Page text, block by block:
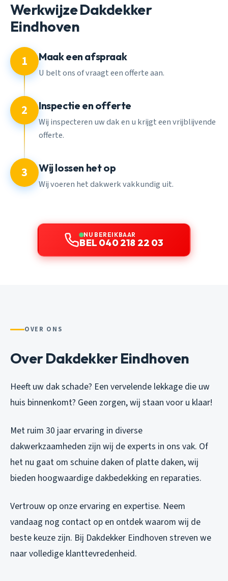
Werkwijze Dakdekker
Eindhoven
1 Maak een afspraak
U belt ons of vraagt een offerte aan.
2 Inspectie en offerte
Wij inspecteren uw dak en u krijgt een vrijblijvende
offerte.
3 Wij lossen het op
Wij voeren het dakwerk vakkundig uit.
NU BEREIKBAAR
BEL 040 218 22 03
OVER ONS
Over Dakdekker Eindhoven
Heeft uw dak schade? Een vervelende lekkage die uw
huis binnenkomt? Geen zorgen, wij staan voor u klaar!
Met ruim 30 jaar ervaring in diverse
dakwerkzaamheden zijn wij de experts in ons vak. Of
het nu gaat om schuine daken of platte daken, wij
bieden hoogwaardige dakbedekking en reparaties.
Vertrouw op onze ervaring en expertise. Neem
vandaag nog contact op en ontdek waarom wij de
beste keuze zijn. Bij Dakdekker Eindhoven streven we
naar volledige klanttevredenheid.